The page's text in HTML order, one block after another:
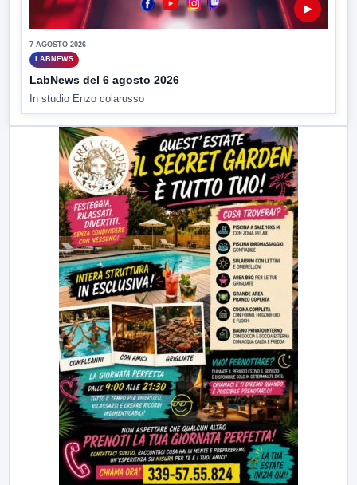
▶
7 AGOSTO 2026
LABNEWS
LabNews del 6 agosto 2026
In studio Enzo colarusso